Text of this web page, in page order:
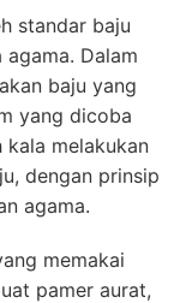
standar baju
Dalam
baju yang
yang dicoba
kala melaku­kan
dengan prinsip
agama.
memakai
pamer aurat,